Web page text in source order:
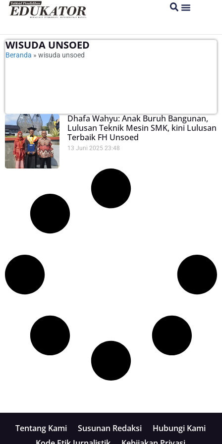
WISUDA UNSOED
Beranda » wisuda unsoed
Dhafa Wahyu: Anak Buruh Bangunan,
Lulusan Teknik Mesin SMK, kini Lulusan
Terbaik FH Unsoed
13 Juni 2025 23:48
Tentang Kami Susunan Redaksi
Hubungi Kami